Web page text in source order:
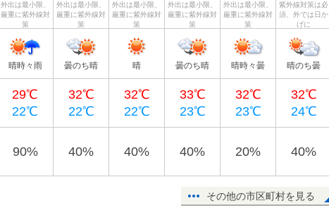
外出は最小限、
厳重に紫外線対
策
外出は最小限、
厳重に紫外線対
策
外出は最小限、
厳重に紫外線対
策
外出は最小限、
厳重に紫外線対
策
外出は最小限、
厳重に紫外線対
策
紫外線対策は必
須、外では日か
げに
晴時々雨 曇のち晴 晴 曇のち晴 晴時々曇 晴のち曇
29℃
22℃
32℃
22℃
32℃
22℃
33℃
23℃
32℃
23℃
32℃
24℃
90% 40% 40% 40% 20% 40%
その他の市区町村を見る